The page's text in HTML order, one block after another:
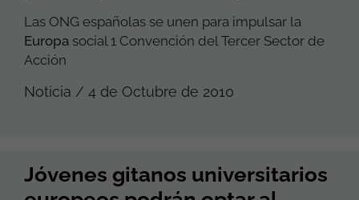
Las ONG españolas se unen para impulsar la
Europa social 1 Convención del Tercer Sector de
Acción
Noticia / 4 de Octubre de 2010
Jóvenes gitanos universitarios